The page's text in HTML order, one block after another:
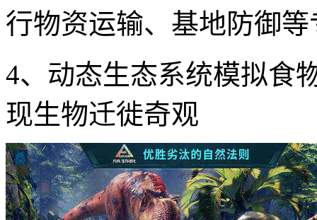
行物资运输、基地防御
4、动态生态系统模拟食
现生物迁徙奇观